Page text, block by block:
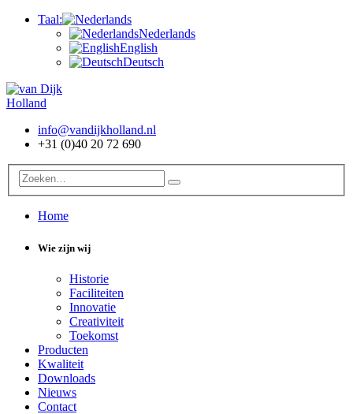
Taal:
Nederlands
English
Deutsch
info@vandijkholland.nl
+31 (0)40 20 72 690
Home
Wie zijn wij
Historie
Faciliteiten
Innovatie
Creativiteit
Toekomst
Producten
Kwaliteit
Downloads
Nieuws
Contact